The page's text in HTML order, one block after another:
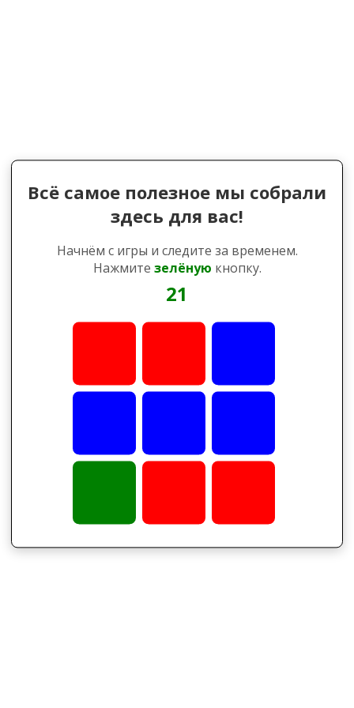
Всё самое полезное мы собрали
здесь для вас!
Начнём с игры и следите за временем.
Нажмите зелёную кнопку.
21